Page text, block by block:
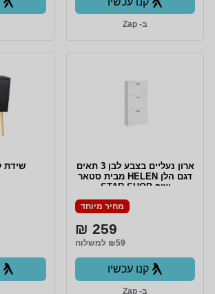
ב- Zap
ארון נעליים בצבע לבן 3 תאים
דגם הלן HELEN מבית סטאר
שופ STAR SHOP
מחיר מיוחד
259 ₪
₪59 למשלוח
קנו עכשיו
ב- Zap
שידת